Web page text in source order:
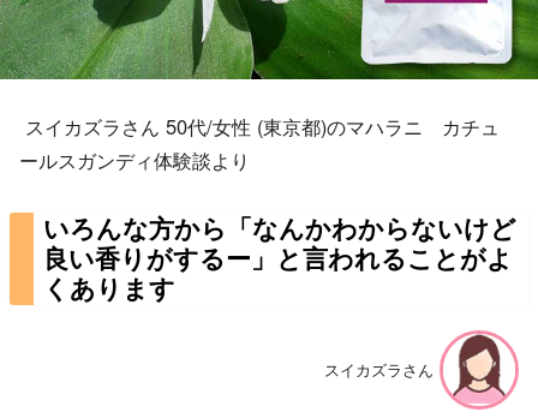
スイカズラさん 50代/女性 (東京都)のマハラニ カチュ
ールスガンディ体験談より
いろんな方から「なんかわからないけど
良い香りがするー」と言われることがよ
くあります
スイカズラさん